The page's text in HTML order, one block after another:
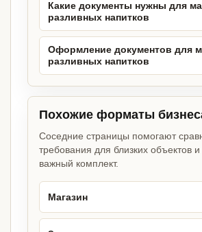
Какие документы нужны для
разливных напитков
Оформление документов для
разливных напитков
Похожие форматы
Соседние страницы помогают
требования для близких объектов
важный комплект.
Магазин